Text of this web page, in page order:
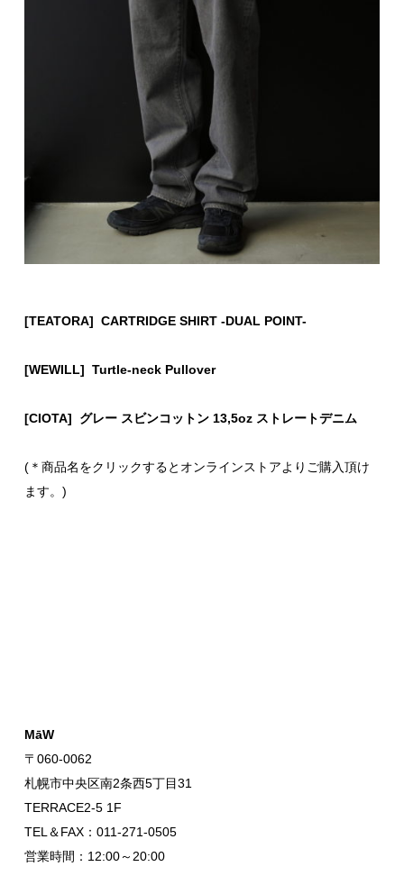
[TEATORA] CARTRIDGE SHIRT -DUAL POINT-
[WEWILL] Turtle-neck Pullover
[CIOTA] グレー スビンコットン 13,5oz ストレートデニム
(＊商品名をクリックするとオンラインストアよりご購入頂け
ます。)
MāW
〒060-0062
札幌市中央区南2条西5丁目31
TERRACE2-5 1F
TEL＆FAX：011-271-0505
営業時間：12:00～20:00